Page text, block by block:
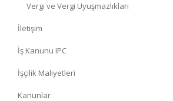
Vergi ve Vergi Uyuşmazlıkları
İletişim
İş Kanunu IPC
İşçilik Maliyetleri
Kanunlar